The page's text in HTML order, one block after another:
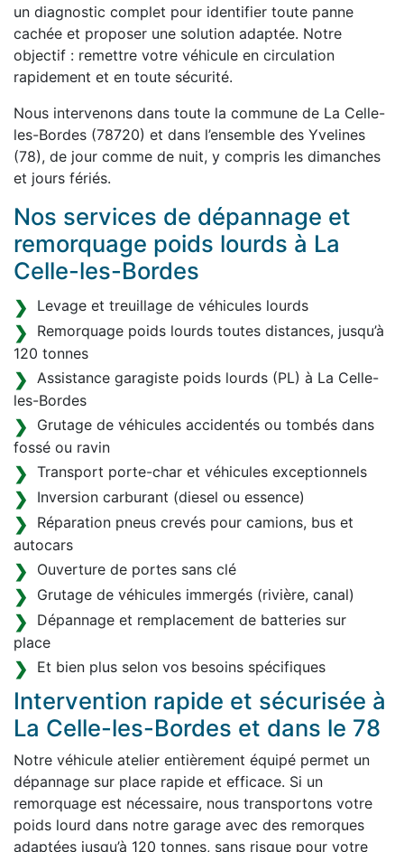
un diagnostic complet pour identifier toute panne
cachée et proposer une solution adaptée. Notre
objectif : remettre votre véhicule en circulation
rapidement et en toute sécurité.
Nous intervenons dans toute la commune de La Celle-
les-Bordes (78720) et dans l’ensemble des Yvelines
(78), de jour comme de nuit, y compris les dimanches
et jours fériés.
Nos services de dépannage et
remorquage poids lourds à La
Celle-les-Bordes
Levage et treuillage de véhicules lourds
Remorquage poids lourds toutes distances, jusqu’à
120 tonnes
Assistance garagiste poids lourds (PL) à La Celle-
les-Bordes
Grutage de véhicules accidentés ou tombés dans
fossé ou ravin
Transport porte-char et véhicules exceptionnels
Inversion carburant (diesel ou essence)
Réparation pneus crevés pour camions, bus et
autocars
Ouverture de portes sans clé
Grutage de véhicules immergés (rivière, canal)
Dépannage et remplacement de batteries sur
place
Et bien plus selon vos besoins spécifiques
Intervention rapide et sécurisée à
La Celle-les-Bordes et dans le 78
Notre véhicule atelier entièrement équipé permet un
dépannage sur place rapide et efficace. Si un
remorquage est nécessaire, nous transportons votre
poids lourd dans notre garage avec des remorques
adaptées jusqu’à 120 tonnes, sans risque pour votre